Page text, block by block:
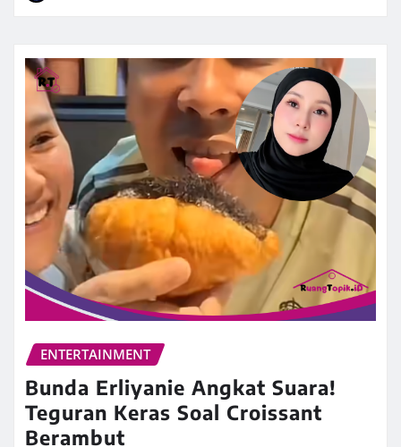
ENTERTAINMENT
Bunda Erliyanie Angkat Suara!
Teguran Keras Soal Croissant
Berambut